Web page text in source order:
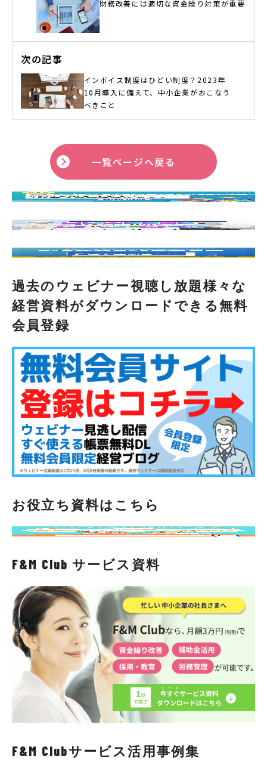
財務改善には適切な資金繰り対策が重要
次の記事
インボイス制度はひどい制度？2023年
10月導入に備えて、中小企業がおこなう
べきこと
一覧ページへ戻る
過去のウェビナー視聴し放題様々な
経営資料がダウンロードできる無料
会員登録
お役立ち資料はこちら
F&M Club サービス資料
F&M Clubサービス活用事例集